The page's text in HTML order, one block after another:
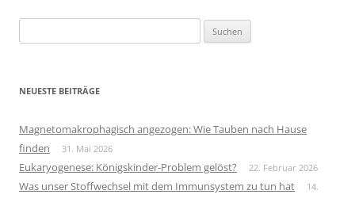
nach:
NEUESTE BEITRÄGE
Magnetomakrophagisch angezogen: Wie Tauben nach Hause
finden
31. Mai 2026
Eukaryogenese: Königskinder-Problem gelöst? 22. Februar 2026
Was unser Stoffwechsel mit dem Immunsystem zu tun hat
14.